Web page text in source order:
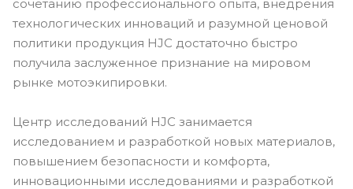
сочетанию профессионального опыта, внедрения
технологических инноваций и разумной ценовой
политики продукция HJC достаточно быстро
получила заслуженное признание на мировом
рынке мотоэкипировки.
Центр исследований HJC занимается
исследованием и разработкой новых материалов,
повышением безопасности и комфорта,
инновационными исследованиями и разработкой